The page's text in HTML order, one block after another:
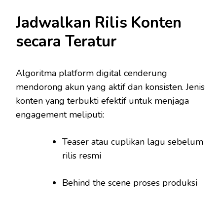
Jadwalkan Rilis Konten
secara Teratur
Algoritma platform digital cenderung
mendorong akun yang aktif dan konsisten. Jenis
konten yang terbukti efektif untuk menjaga
engagement meliputi:
Teaser atau cuplikan lagu sebelum
rilis resmi
Behind the scene proses produksi